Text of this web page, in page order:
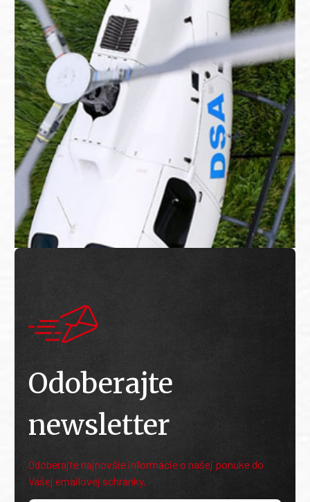
Odoberajte
newsletter
Odoberajte najnovšie informácie o našej ponuke do
Vašej emailovej schránky.